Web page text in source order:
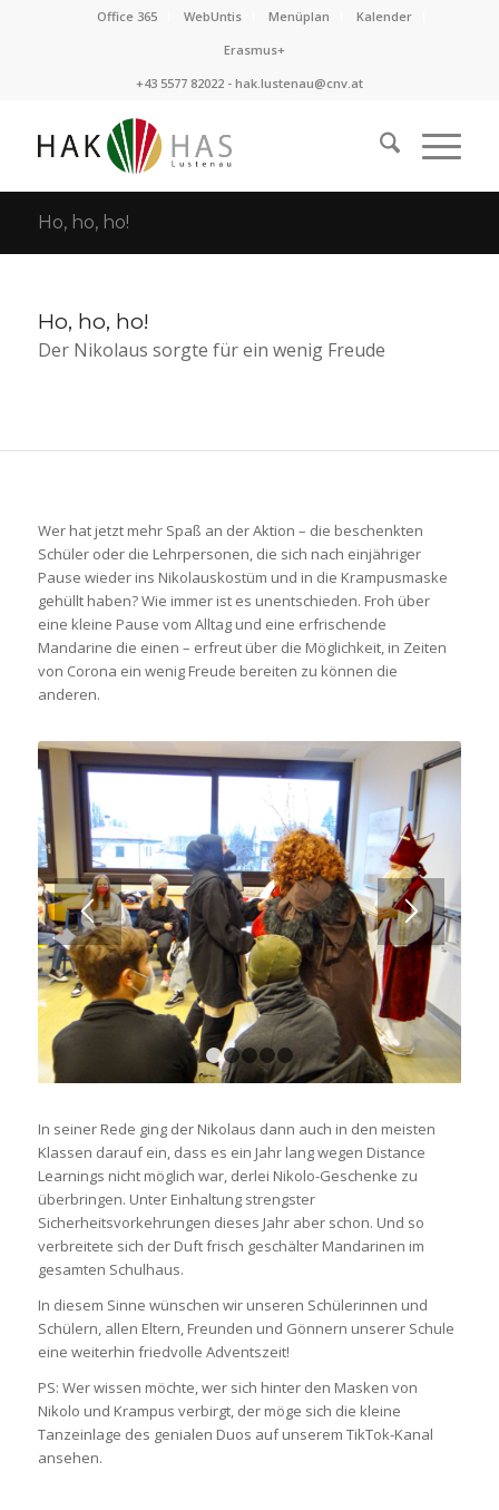
Office 365 WebUntis Menüplan
Kalender
Erasmus+
+43 5577 82022 - hak.lustenau@cnv.at
Ho, ho, ho!
Ho, ho, ho!
Der Nikolaus sorgte für ein wenig Freude
Wer hat jetzt mehr Spaß an der Aktion – die beschenkten
Schüler oder die Lehrpersonen, die sich nach einjähriger
Pause wieder ins Nikolauskostüm und in die Krampusmaske
gehüllt haben? Wie immer ist es unentschieden. Froh über
eine kleine Pause vom Alltag und eine erfrischende
Mandarine die einen – erfreut über die Möglichkeit, in Zeiten
von Corona ein wenig Freude bereiten zu können die
anderen.
1 2 3 4 5
In seiner Rede ging der Nikolaus dann auch in den meisten
Klassen darauf ein, dass es ein Jahr lang wegen Distance
Learnings nicht möglich war, derlei Nikolo-Geschenke zu
überbringen. Unter Einhaltung strengster
Sicherheitsvorkehrungen dieses Jahr aber schon. Und so
verbreitete sich der Duft frisch geschälter Mandarinen im
gesamten Schulhaus.
In diesem Sinne wünschen wir unseren Schülerinnen und
Schülern, allen Eltern, Freunden und Gönnern unserer Schule
eine weiterhin friedvolle Adventszeit!
PS: Wer wissen möchte, wer sich hinter den Masken von
Nikolo und Krampus verbirgt, der möge sich die kleine
Tanzeinlage des genialen Duos auf unserem TikTok-Kanal
ansehen.